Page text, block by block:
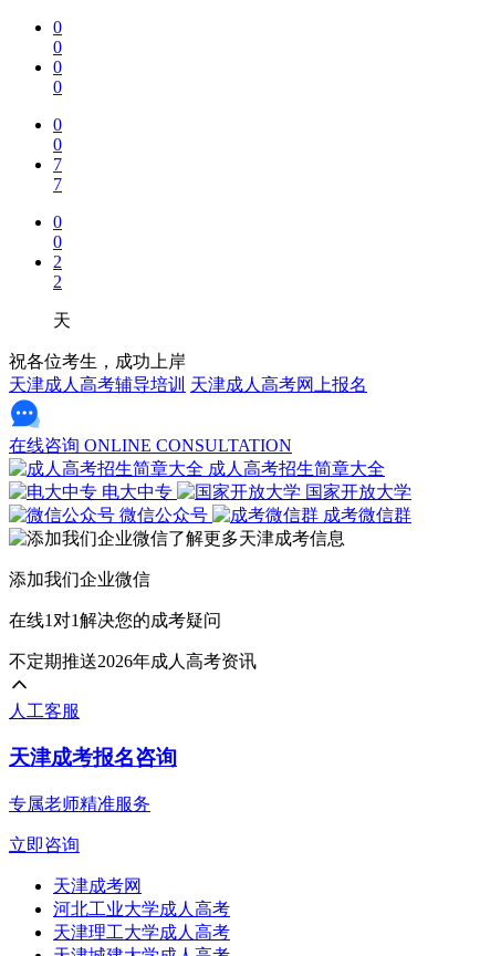
0
0
0
0
0
0
7
7
0
0
2
2
天
祝各位考生，成功上岸
天津成人高考辅导培训 天津成人高考网上报名
在线咨询 ONLINE CONSULTATION
成人高考招生简章大全
电大中专
国家开放大学
微信公众号
成考微信群
添加我们企业微信
在线1对1解决您的成考疑问
不定期推送2026年成人高考资讯
人工客服
天津成考报名咨询
专属老师精准服务
立即咨询
天津成考网
河北工业大学成人高考
天津理工大学成人高考